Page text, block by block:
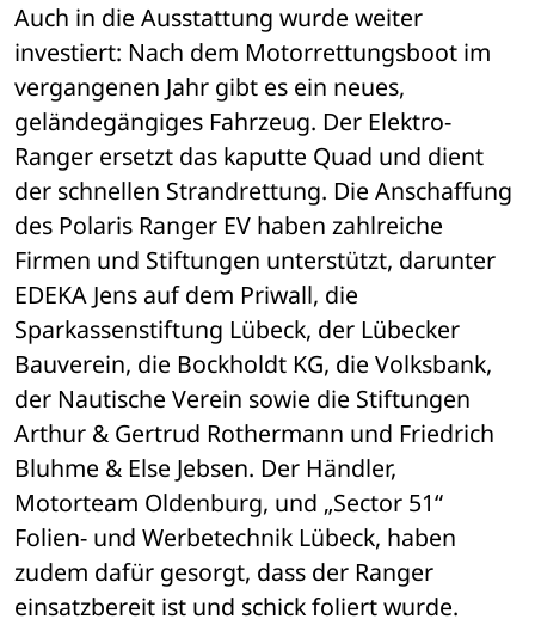
Auch in die Ausstattung wurde weiter
investiert: Nach dem Motorrettungsboot im
vergangenen Jahr gibt es ein neues,
geländegängiges Fahrzeug. Der Elektro-
Ranger ersetzt das kaputte Quad und dient
der schnellen Strandrettung. Die Anschaffung
des Polaris Ranger EV haben zahlreiche
Firmen und Stiftungen unterstützt, darunter
EDEKA Jens auf dem Priwall, die
Sparkassenstiftung Lübeck, der Lübecker
Bauverein, die Bockholdt KG, die Volksbank,
der Nautische Verein sowie die Stiftungen
Arthur & Gertrud Rothermann und Friedrich
Bluhme & Else Jebsen. Der Händler,
Motorteam Oldenburg, und „Sector 51“
Folien- und Werbetechnik Lübeck, haben
zudem dafür gesorgt, dass der Ranger
einsatzbereit ist und schick foliert wurde.